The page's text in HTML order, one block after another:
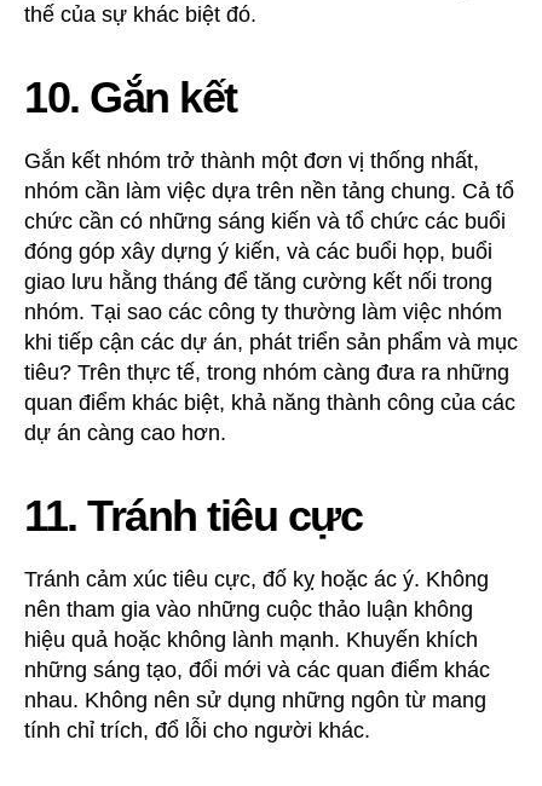
thế của sự khác biệt đó.
10. Gắn kết
Gắn kết nhóm trở thành một đơn vị thống nhất,
nhóm cần làm việc dựa trên nền tảng chung. Cả tổ
chức cần có những sáng kiến và tổ chức các buổi
đóng góp xây dựng ý kiến, và các buổi họp, buổi
giao lưu hằng tháng để tăng cường kết nối trong
nhóm. Tại sao các công ty thường làm việc nhóm
khi tiếp cận các dự án, phát triển sản phẩm và mục
tiêu? Trên thực tế, trong nhóm càng đưa ra những
quan điểm khác biệt, khả năng thành công của các
dự án càng cao hơn.
11. Tránh tiêu cực
Tránh cảm xúc tiêu cực, đố kỵ hoặc ác ý. Không
nên tham gia vào những cuộc thảo luận không
hiệu quả hoặc không lành mạnh. Khuyến khích
những sáng tạo, đổi mới và các quan điểm khác
nhau. Không nên sử dụng những ngôn từ mang
tính chỉ trích, đổ lỗi cho người khác.